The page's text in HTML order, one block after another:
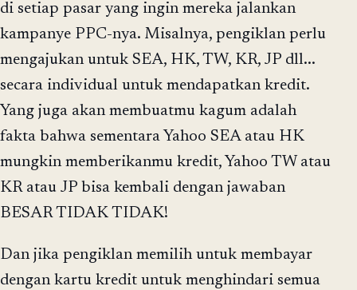
di setiap pasar yang ingin mereka jalankan
kampanye PPC-nya. Misalnya, pengiklan perlu
mengajukan untuk SEA, HK, TW, KR, JP dll...
secara individual untuk mendapatkan kredit.
Yang juga akan membuatmu kagum adalah
fakta bahwa sementara Yahoo SEA atau HK
mungkin memberikanmu kredit, Yahoo TW atau
KR atau JP bisa kembali dengan jawaban
BESAR TIDAK TIDAK!
Dan jika pengiklan memilih untuk membayar
dengan kartu kredit untuk menghindari semua